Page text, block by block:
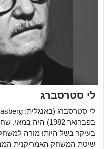
לי סטרסברג
בפברואר 1982) היה
בעיקר בשל היותו מורה
שיטת המשחק האמריקנית